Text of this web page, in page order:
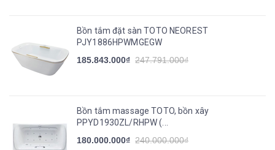
Bồn tắm đặt sàn TOTO NEOREST
PJY1886HPWMGEGW
185.843.000₫ 247.791.000₫
Bồn tắm massage TOTO, bồn xây
PPYD1930ZL/RHPW (...
180.000.000₫ 240.000.000₫